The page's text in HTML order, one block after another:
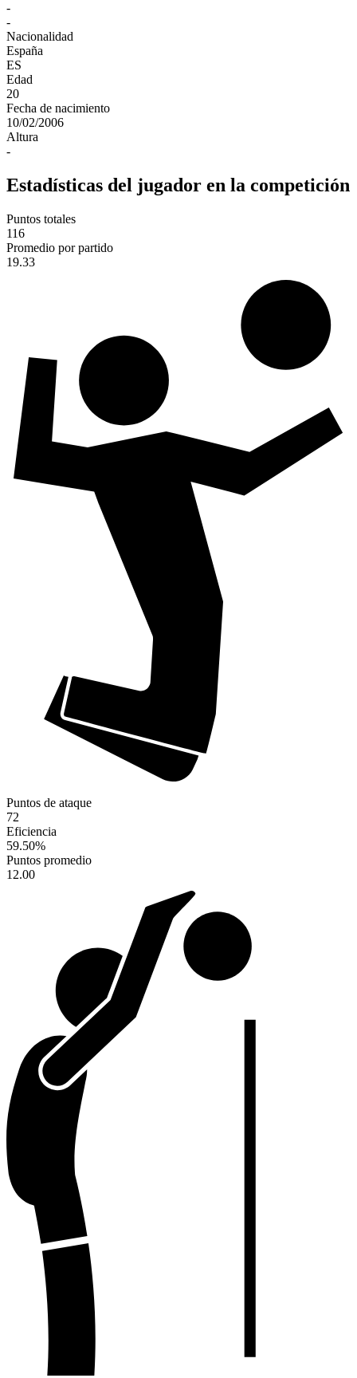
-
-
Nacionalidad
España
ES
Edad
20
Fecha de nacimiento
10/02/2006
Altura
-
Estadísticas del jugador en la competición
Puntos totales
116
Promedio por partido
19.33
Puntos de ataque
72
Eficiencia
59.50%
Puntos promedio
12.00